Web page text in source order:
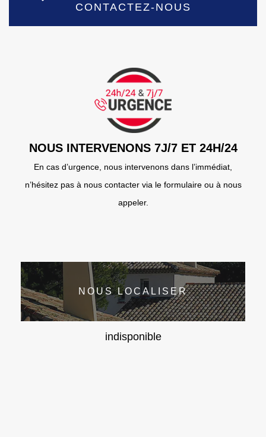
CONTACTEZ-NOUS
NOUS INTERVENONS 7J/7 ET 24H/24
En cas d’urgence, nous intervenons dans l’immédiat,
n’hésitez pas à nous contacter via le formulaire ou à nous
appeler.
NOUS LOCALISER
indisponible